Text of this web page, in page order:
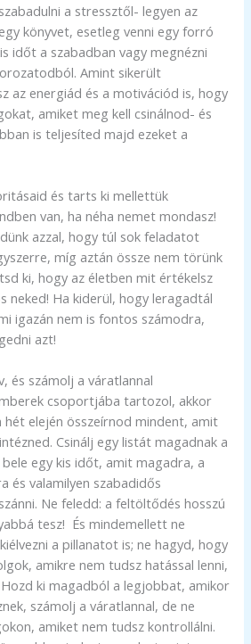
a stressztől- legyen az
könyvet, esetleg venni egy forró
időt a szabadban vagy megnézni
Amint sikerült
az energiád és a motivációd is, hogy
amiket meg kell csinálnod- és
is teljesíted majd ezeket a
és tarts ki mellettük
van, ha néha nemet mondasz!
azzal, hogy túl sok feladatot
míg aztán össze nem törünk
ki, hogy az életben mit értékelsz
neked! Ha kiderül, hogy leragadtál
igazán nem is fontos számodra,
azt!
és számolj a váratlannal
csoportjába tartozol, akkor
hét elején összeírnod mindent, amit
Csinálj egy listát magadnak a
egy kis időt, amit magadra, a
és valamilyen szabadidős
Ne feledd: a feltöltődés hosszú
tesz! És mindemellett ne
a pillanatot is; ne hagyd, hogy
amikre nem tudsz hatással lenni,
ki magadból a legjobbat, amikor
számolj a váratlannal, de ne
amiket nem tudsz kontrollálni.